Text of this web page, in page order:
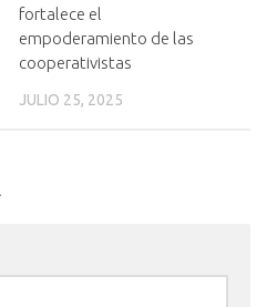
fortalece el
empoderamiento de las
cooperativistas
JULIO 25, 2025